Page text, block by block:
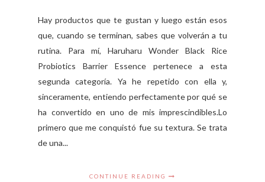
Hay productos que te gustan y luego están esos
que, cuando se terminan, sabes que volverán a tu
rutina. Para mí, Haruharu Wonder Black Rice
Probiotics Barrier Essence pertenece a esta
segunda categoría. Ya he repetido con ella y,
sinceramente, entiendo perfectamente por qué se
ha convertido en uno de mis imprescindibles.Lo
primero que me conquistó fue su textura. Se trata
de una...
CONTINUE READING